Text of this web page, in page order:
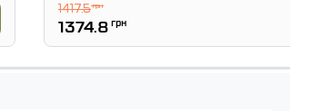
1417.5грн
1374.8 грн